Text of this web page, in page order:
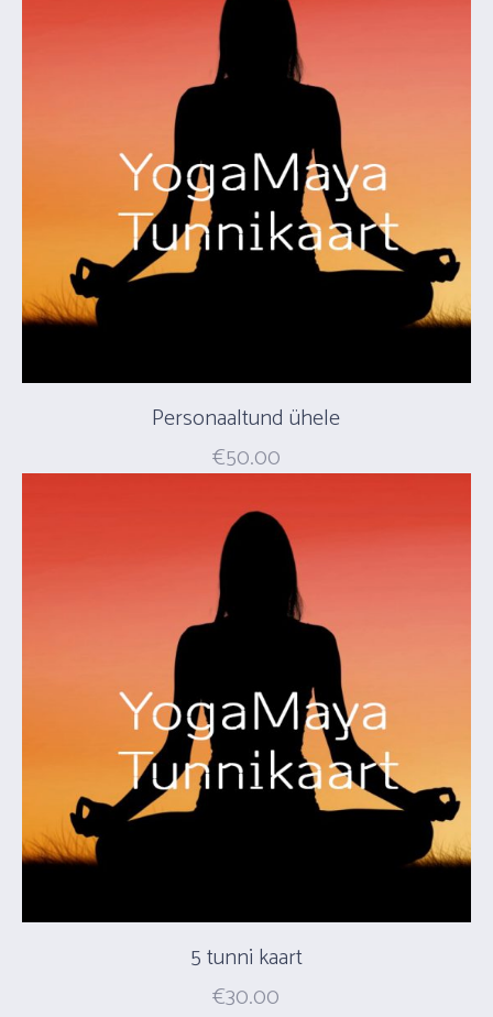
Personaaltund ühele
€50.00
5 tunni kaart
€30.00